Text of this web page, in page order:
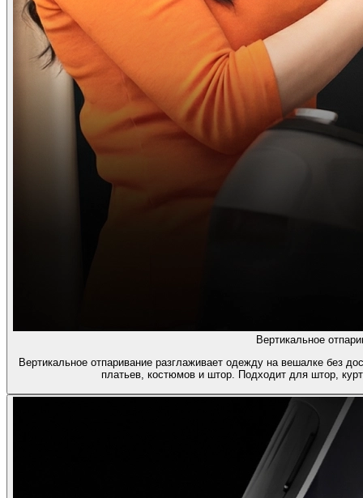
Вертикальное
Вертикальное отпаривание разглаживает одежду на вешалке без
платьев, костюмов и штор. Подходит для штор,